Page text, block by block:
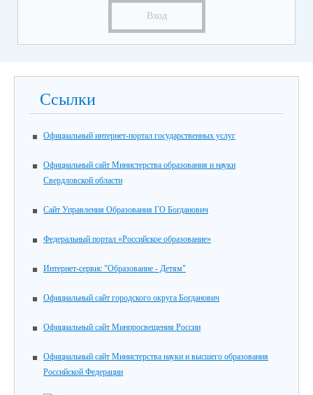
Вход
Ссылки
Официальный интернет-портал государственных услуг
Официальный сайт Министерства образования и науки
Свердловской области
Сайт Управления Образования ГО Богданович
Федеральный портал «Российское образование»
Интернет-сервис "Образование - Детям"
Официальный сайт городского округа Богданович
Официальный сайт Минпросвещения России
Официальный сайт Министерства науки и высшего образования
Российской Федерации